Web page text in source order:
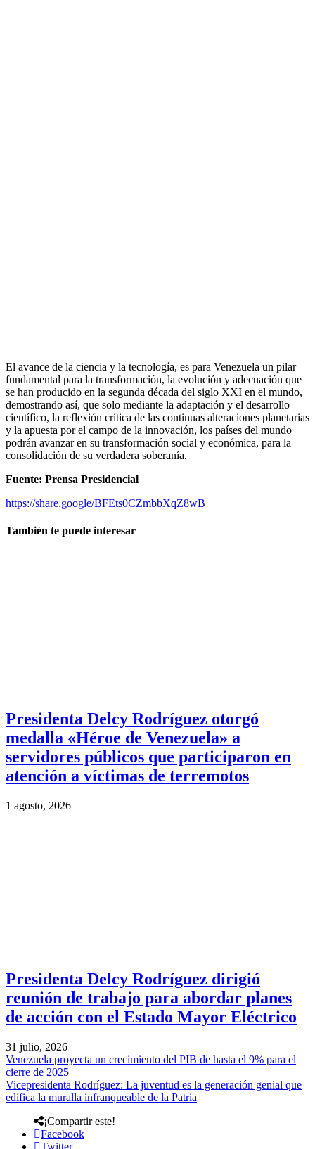
El avance de la ciencia y la tecnología, es para Venezuela un pilar
fundamental para la transformación, la evolución y adecuación que
se han producido en la segunda década del siglo XXI en el mundo,
demostrando así, que solo mediante la adaptación y el desarrollo
científico, la reflexión crítica de las continuas alteraciones planetarias
y la apuesta por el campo de la innovación, los países del mundo
podrán avanzar en su transformación social y económica, para la
consolidación de su verdadera soberanía.
Fuente: Prensa Presidencial
https://share.google/BFEts0CZmbbXqZ8wB
También te puede interesar
Presidenta Delcy Rodríguez otorgó
medalla «Héroe de Venezuela» a
servidores públicos que participaron en
atención a víctimas de terremotos
1 agosto, 2026
Presidenta Delcy Rodríguez dirigió
reunión de trabajo para abordar planes
de acción con el Estado Mayor Eléctrico
31 julio, 2026
Venezuela proyecta un crecimiento del PIB de hasta el 9% para el
cierre de 2025
Vicepresidenta Rodríguez: La juventud es la generación genial que
edifica la muralla infranqueable de la Patria
¡Compartir este!
Facebook
Twitter